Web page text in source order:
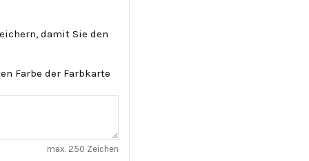
damit Sie den
Farbe der Farbkarte
max. 250 Zeichen